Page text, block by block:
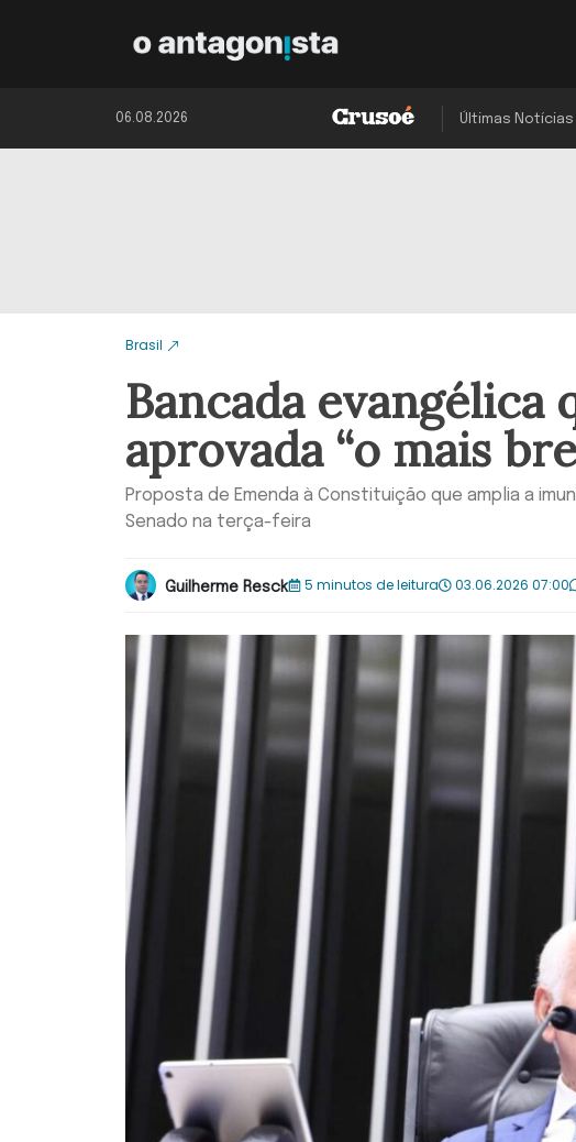
06.08.2026 Últimas Notícias
Brasil
Bancada evangélica
aprovada “o mais
Proposta de Emenda à Constituição que amplia a
Senado na terça-feira
Guilherme Resck 5 minutos de leitura 03.06.2026 07:00